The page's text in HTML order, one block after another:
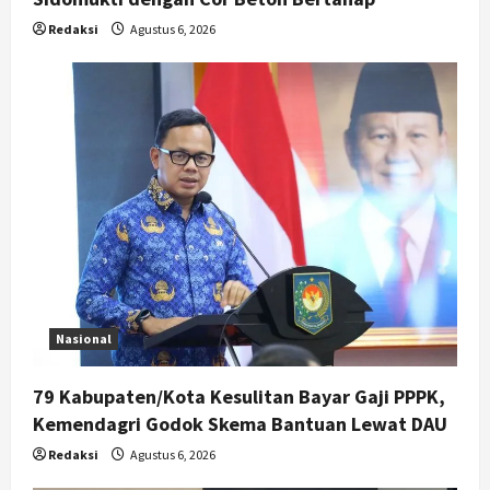
Redaksi Agustus 6, 2026
Nasional
79 Kabupaten/Kota Kesulitan Bayar Gaji PPPK,
Kemendagri Godok Skema Bantuan Lewat DAU
Redaksi Agustus 6, 2026